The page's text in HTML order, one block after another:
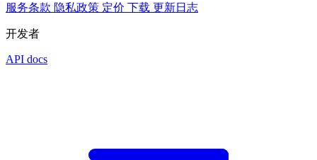
服务条款 隐私政策 定价 下载 更新日志
开发者
API docs